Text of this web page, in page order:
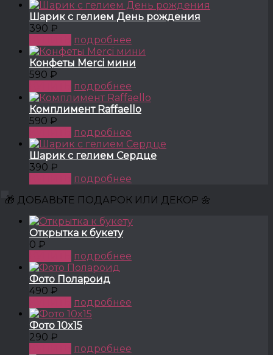
Шарик с гелием День рождения
390 ₽
подробнее
Конфеты Merci мини
590 ₽
подробнее
Комплимент Raffaello
590 ₽
подробнее
Шарик с гелием Сердце
390 ₽
подробнее
🎁 ДОБАВЬТЕ ПОДАРОК ИЛИ ДЕКОР 🌼
Открытка к букету
0 ₽
подробнее
Фото Полароид
490 ₽
подробнее
Фото 10x15
290 ₽
подробнее